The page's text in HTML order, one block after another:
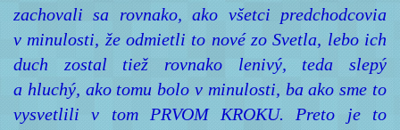
zachovali sa rovnako, ako všetci predchodcovia
v minulosti, že odmietli to nové zo Svetla, lebo ich
duch zostal tiež rovnako lenivý, teda slepý
a hluchý, ako tomu bolo v minulosti, ba ako sme to
vysvetlili v tom PRVOM KROKU. Preto je to